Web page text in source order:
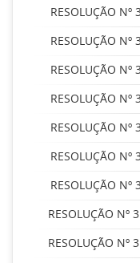
RESOLUÇÃO
RESOLUÇÃO
RESOLUÇÃO
RESOLUÇÃO
RESOLUÇÃO
RESOLUÇÃO
RESOLUÇÃO
RESOLUÇÃO Nº
RESOLUÇÃO Nº